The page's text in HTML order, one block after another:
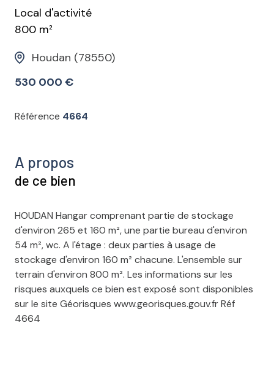
Local d'activité
800 m²
Houdan (78550)
530 000 €
Référence 4664
A propos
de ce bien
HOUDAN Hangar comprenant partie de stockage
d'environ 265 et 160 m², une partie bureau d'environ
54 m², wc. A l'étage : deux parties à usage de
stockage d'environ 160 m² chacune. L'ensemble sur
terrain d'environ 800 m². Les informations sur les
risques auxquels ce bien est exposé sont disponibles
sur le site Géorisques www.georisques.gouv.fr Réf
4664